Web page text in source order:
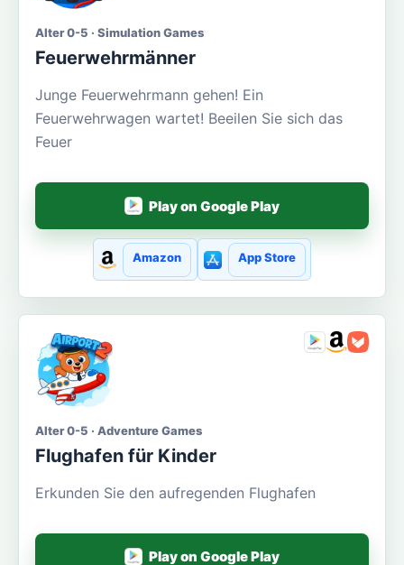
Alter 0-5 · Simulation Games
Feuerwehrmänner
Junge Feuerwehrmann gehen! Ein
Feuerwehrwagen wartet! Beeilen Sie sich das
Feuer
Play on Google Play
Amazon App Store
Alter 0-5 · Adventure Games
Flughafen für Kinder
Erkunden Sie den aufregenden Flughafen
Play on Google Play